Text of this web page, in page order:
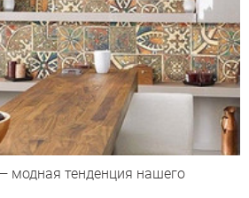
модная тенденция нашего